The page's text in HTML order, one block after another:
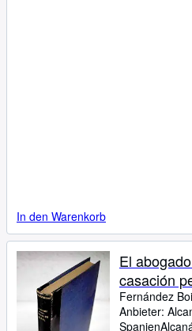
In den Warenkorb
El
casación
Fernández
Anbieter:
Spanien